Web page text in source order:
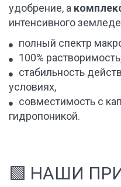
удобрение, а
интенсивного
полный спектр
100%
стабильность
условиях,
совместимость с
гидропоникой.
🟩 НАШИ